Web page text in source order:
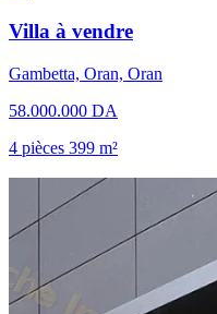
Villa à vendre
Gambetta, Oran, Oran
58.000.000 DA
4 pièces 399 m²